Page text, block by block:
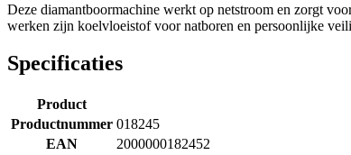
Deze diamantboormachine werkt op netstroom en zorgt
werken zijn koelvloeistof voor natboren en persoonlijke
Specificaties
Product
Productnummer 018245
EAN
2000000182452